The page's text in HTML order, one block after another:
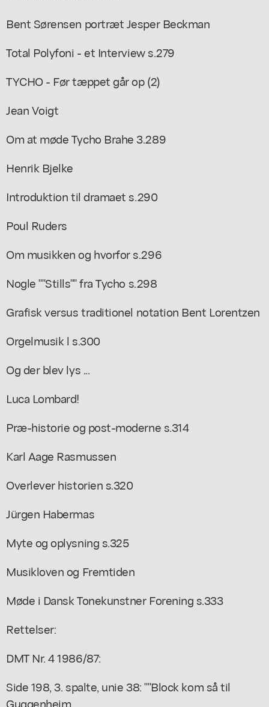
Bent Sørensen portræt Jesper Beckman
Total Polyfoni - et Interview s.279
TYCHO - Før tæppet går op (2)
Jean Voigt
Om at møde Tycho Brahe 3.289
Henrik Bjelke
Introduktion til dramaet s.290
Poul Ruders
Om musikken og hvorfor s.296
Nogle ""Stills"" fra Tycho s.298
Grafisk versus traditionel notation Bent Lorentzen
Orgelmusik l s.300
Og der blev lys ...
Luca Lombard!
Præ-historie og post-moderne s.314
Karl Aage Rasmussen
Overlever historien s.320
Jürgen Habermas
Myte og oplysning s.325
Musikloven og Fremtiden
Møde i Dansk Tonekunstner Forening s.333
Rettelser:
DMT Nr. 4 1986/87:
Side 198, 3. spalte, unie 38: ""Block kom så til
Guggenheim,